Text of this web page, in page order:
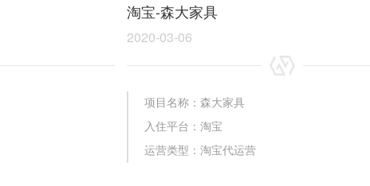
淘宝-森大家具
2020-03-06
项目名称：森大家具
入住平台：淘宝
运营类型：淘宝代运营